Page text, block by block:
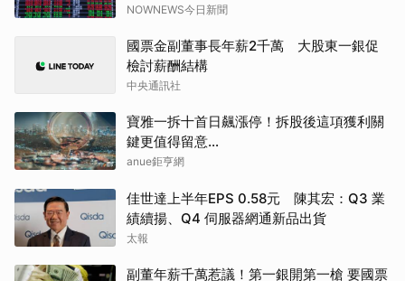
NOWNEWS今日新聞
國票金副董事長年薪2千萬 大股東一銀促
檢討薪酬結構
中央通訊社
寶雅一拆十首日飆漲停！拆股後這項獲利關
鍵更值得留意…
anue鉅亨網
佳世達上半年EPS 0.58元 陳其宏：Q3 業
績續揚、Q4 伺服器網通新品出貨
太報
副董年薪千萬惹議！第一銀開第一槍 要國票